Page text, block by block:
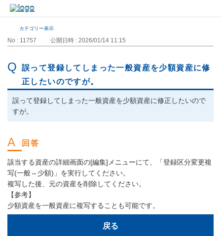
カテゴリー表示
No : 11757 公開日時 : 2026/01/14 11:15
誤って登録してしまった一般資産を少額資産に修
正したいのですが。
誤って登録してしまった一般資産を少額資産に修正したいので
すが。
該当する資産の詳細画面の[編集]メニューにて、「登録区分変更複
写(一般⇔少額)」を実行してください。
複写した後、元の資産を削除してください。
【参考】
少額資産を一般資産に複写することも可能です。
戻る